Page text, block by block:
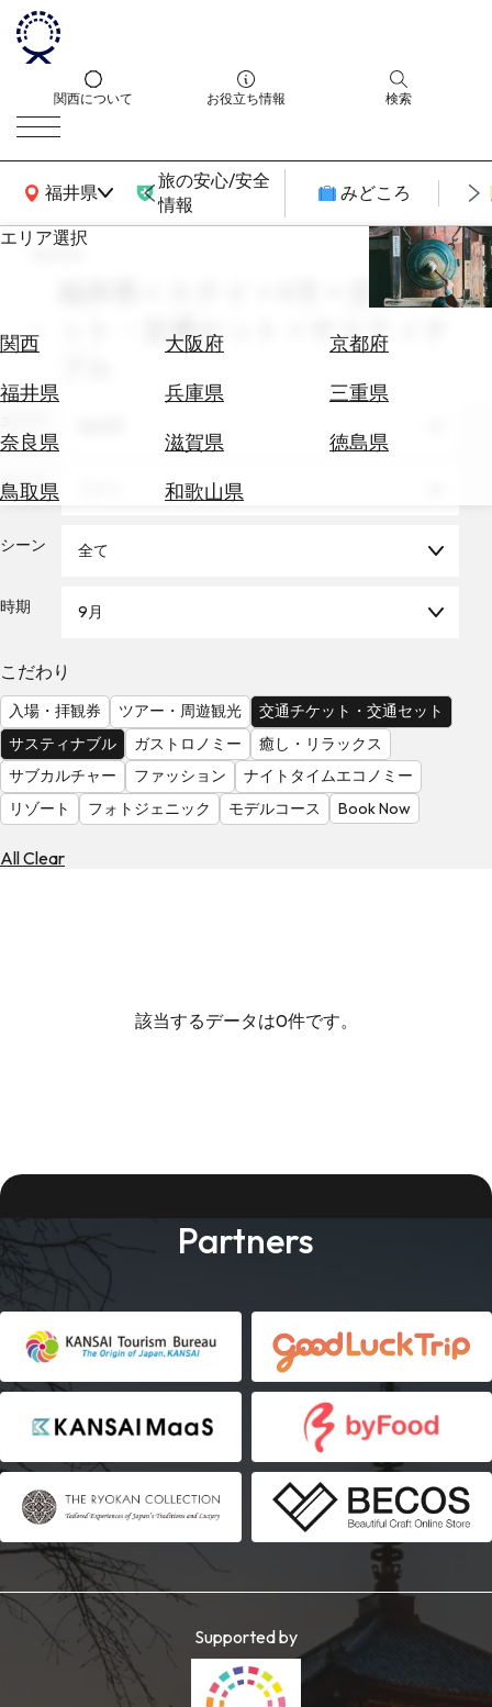
関西について お役立ち情報 検索
福井県
関西広域MAP
旅の安心/安全
情報
みどころ
エリア選択
関西 大阪府
京都府
福井県
兵庫県
三重県
奈良県
滋賀県
徳島県
鳥取県
和歌山県
エ
券
テ
を
を
見
る
search
福井県 × ステイ × 9月 × 交通チケ
ット・交通セット × サスティナ
テーマ
シーン 全て
時期 9月
こだわり
入場・拝観券 ツアー・周遊観光
交通チケット・交通セット
サスティナブル
ガストロノミー
癒し・リラックス
サブカルチャー
ファッション
ナイトタイムエコノミー
リゾート
フォトジェニック モデルコース Book Now
All Clear
該当するデータは0件です。
Partners
Supported by